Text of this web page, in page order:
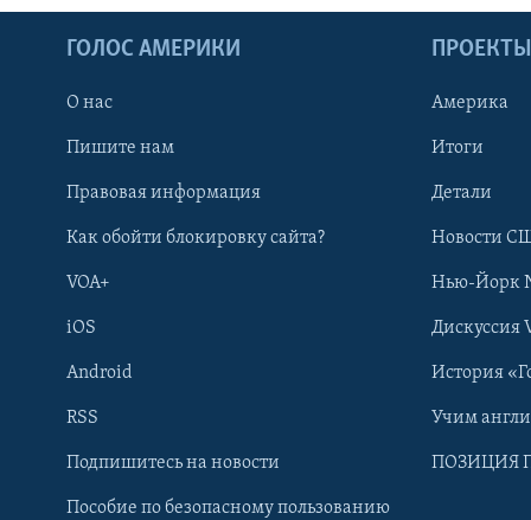
Learning English
ГОЛОС АМЕРИКИ
О нас
Пишите нам
Правовая информация
Как обойти блокировку сайта?
VOA+
iOS
Android
RSS
Подпишитесь на новости
Пособие по безопасному пользованию
ПРОЕКТЫ
Америка
Итоги
Детали
Новости
Нью-Йорк
Дискуссия
История
Учим
ПОЗИЦИЯ